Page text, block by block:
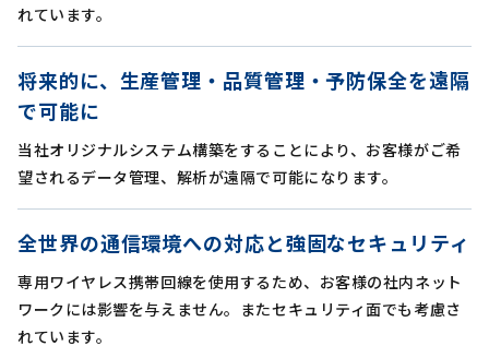
れています。
将来的に、生産管理・品質管理・予防保全を遠隔
で可能に
当社オリジナルシステム構築をすることにより、お客様がご希
望されるデータ管理、解析が遠隔で可能になります。
全世界の通信環境への対応と強固なセキュリティ
専用ワイヤレス携帯回線を使用するため、お客様の社内ネット
ワークには影響を与えません。またセキュリティ面でも考慮さ
れています。